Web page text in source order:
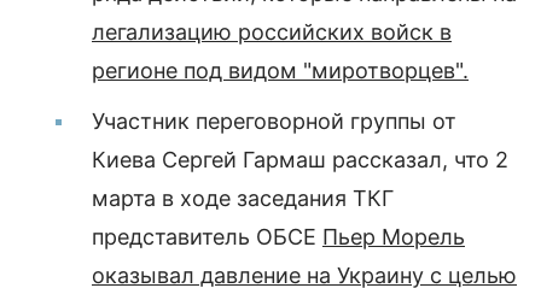
легализацию российских войск в
регионе под видом "миротворцев".
Участник переговорной группы от
Киева Сергей Гармаш рассказал, что 2
марта в ходе заседания ТКГ
представитель ОБСЕ Пьер Морель
оказывал давление на Украину с целью